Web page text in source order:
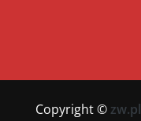
Copyright © zw.pl